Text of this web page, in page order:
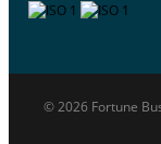
© 2026 Fortune